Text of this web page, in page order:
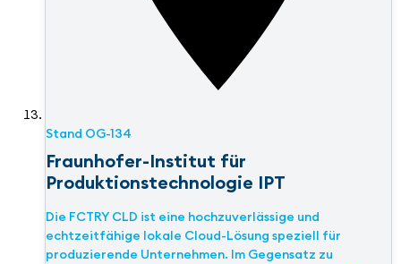
Stand OG-134
Fraunhofer-Institut für
Produktionstechnologie IPT
Die FCTRY CLD ist eine hochzuverlässige und
echtzeitfähige lokale Cloud-Lösung speziell für
produzierende Unternehmen. Im Gegensatz zu